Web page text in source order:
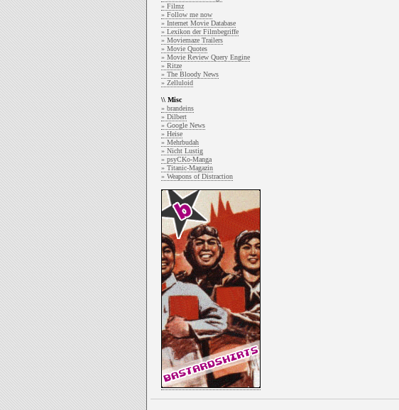
» Filmz
» Follow me now
» Internet Movie Database
» Lexikon der Filmbegriffe
» Moviemaze Trailers
» Movie Quotes
» Movie Review Query Engine
» Ritze
» The Bloody News
» Zelluloid
\\ Misc
» brandeins
» Dilbert
» Google News
» Heise
» Mehrbudah
» Nicht Lustig
» psyCKo-Manga
» Titanic-Magazin
» Weapons of Distraction